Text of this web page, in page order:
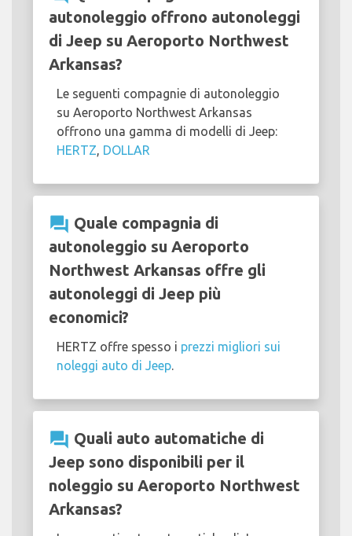
autonoleggio offrono autonoleggi
di Jeep su Aeroporto Northwest
Arkansas?
Le seguenti compagnie di autonoleggio
su Aeroporto Northwest Arkansas
offrono una gamma di modelli di Jeep:
HERTZ, DOLLAR
question_answer Quale compagnia di
autonoleggio su Aeroporto
Northwest Arkansas offre gli
autonoleggi di Jeep più
economici?
HERTZ offre spesso i prezzi migliori sui
noleggi auto di Jeep.
question_answer Quali auto automatiche di
Jeep sono disponibili per il
noleggio su Aeroporto Northwest
Arkansas?